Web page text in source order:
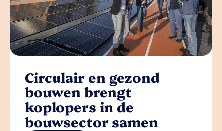
Circulair en gezond
bouwen brengt
koplopers in de
bouwsector samen